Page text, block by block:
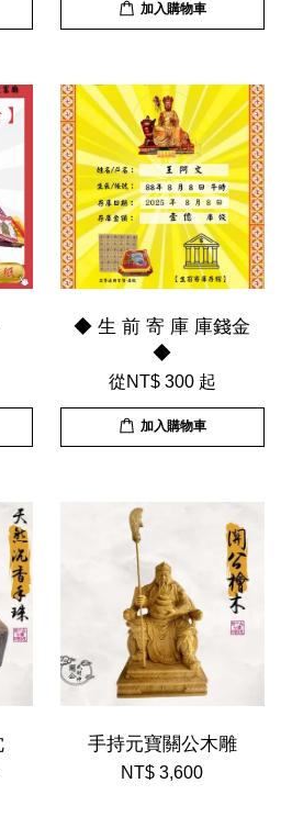
加入購物車
◆ 生 前 寄 庫 庫錢金
◆
從NT$ 300 起
加入購物車
手持元寶關公木雕
NT$ 3,600